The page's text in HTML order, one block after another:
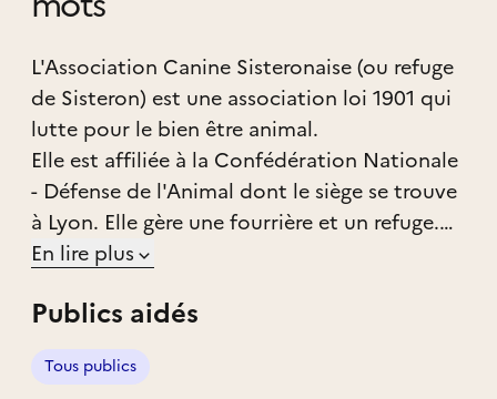
L'Association Canine Sisteronaise (ou refuge
de Sisteron) est une association loi 1901 qui
lutte pour le bien être animal.
Elle est affiliée à la Confédération Nationale
- Défense de l'Animal dont le siège se trouve
à Lyon. Elle gère une fourrière et un refuge.
L'Association ne s'occupe que des chiens, il
d'accueil est de 49 chiens.
L'ACS a pour but de recueillir et protéger les
chiens errants ou abandonnés sur Sisteron
En lire plus
Publics aidés
Tous publics